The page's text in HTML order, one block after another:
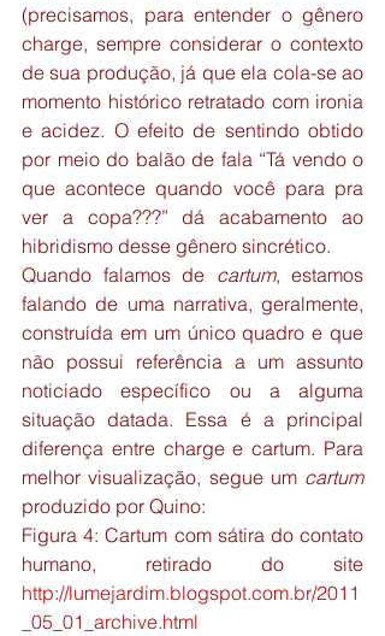
(precisamos, para entender o gênero
charge, sempre considerar o contexto
de sua produção, já que ela cola-se ao
momento histórico retratado com ironia
e acidez. O efeito de sentindo obtido
por meio do balão de fala “Tá vendo o
que acontece quando você para pra
ver a copa???” dá acabamento ao
hibridismo desse gênero sincrético.
Quando falamos de cartum, estamos
falando de uma narrativa, geralmente,
construída em um único quadro e que
não possui referência a um assunto
noticiado específico ou a alguma
situação datada. Essa é a principal
diferença entre charge e cartum. Para
melhor visualização, segue um cartum
produzido por Quino:
Figura 4: Cartum com sátira do contato
http://lumejardim.blogspot.com.br/2011
_05_01_archive.html